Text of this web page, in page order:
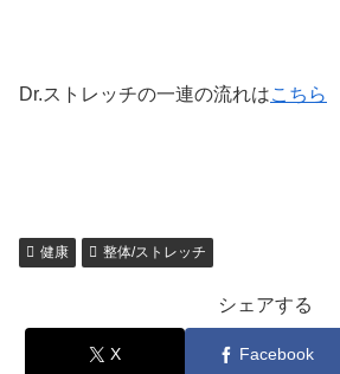
Dr.ストレッチの一連の流れはこちら
健康 整体/ストレッチ
シェアする
X Facebook